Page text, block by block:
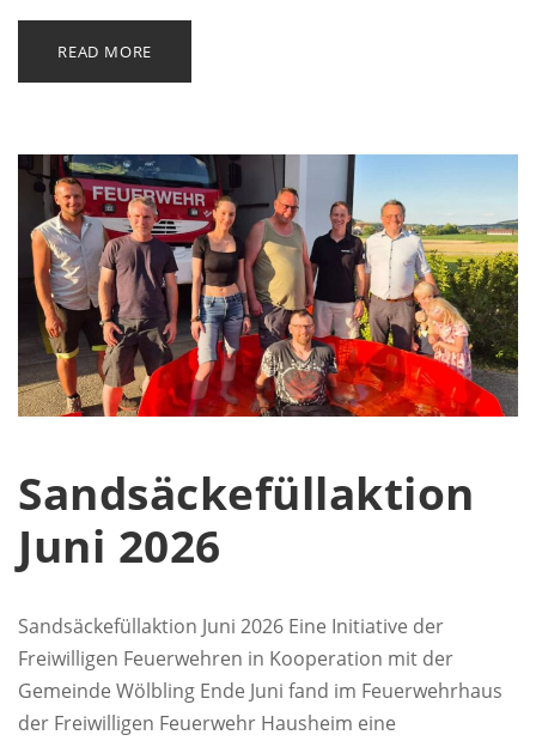
READ MORE
Sandsäckefüllaktion
Juni 2026
Sandsäckefüllaktion Juni 2026 Eine Initiative der
Freiwilligen Feuerwehren in Kooperation mit der
Gemeinde Wölbling Ende Juni fand im Feuerwehrhaus
der Freiwilligen Feuerwehr Hausheim eine